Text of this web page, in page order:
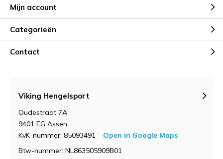
Mijn account
Categorieën
Contact
Viking Hengelsport
Oudestraat 7A
9401 EG Assen
KvK-nummer: 85093491
Open in Google Maps
Btw-nummer: NL863505909B01